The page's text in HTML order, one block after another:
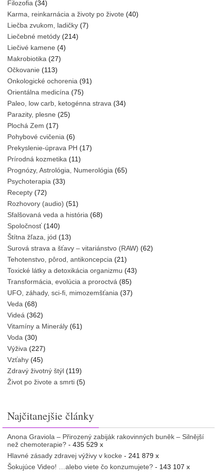
Filozofia (34)
Karma, reinkarnácia a životy po živote (40)
Liečba zvukom, ladičky (7)
Liečebné metódy (214)
Liečivé kamene (4)
Makrobiotika (27)
Očkovanie (113)
Onkologické ochorenia (91)
Orientálna medicína (75)
Paleo, low carb, ketogénna strava (34)
Parazity, plesne (25)
Plochá Zem (17)
Pohybové cvičenia (6)
Prekyslenie-úprava PH (17)
Prírodná kozmetika (11)
Prognózy, Astrológia, Numerológia (65)
Psychoterapia (33)
Recepty (72)
Rozhovory (audio) (51)
Sfalšovaná veda a história (68)
Spoločnosť(140)
Štítna žľaza, jód (13)
Surová strava a šťavy – vitariánstvo (RAW) (62)
Tehotenstvo, pôrod, antikoncepcia (21)
Toxické látky a detoxikácia organizmu (43)
Transformácia, evolúcia a proroctvá (85)
UFO, záhady, sci-fi, mimozemšťania (37)
Veda (68)
Videá (362)
Vitamíny a Minerály (61)
Voda (30)
Výživa (227)
Vzťahy (45)
Zdravý životný štýl (119)
Život po živote a smrti (5)
Najčitanejšie články
Anona Graviola – Přirozený zabiják rakovinných buněk – Silnější
než chemoterapie? - 435 529 x
Hlavné zásady zdravej výživy v kocke - 241 879 x
Šokujúce Video! …alebo viete čo konzumujete? - 143 107 x